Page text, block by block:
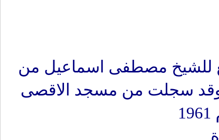
للشيخ مصطفى اسماعيل من
سجلت من مسجد الاقصى